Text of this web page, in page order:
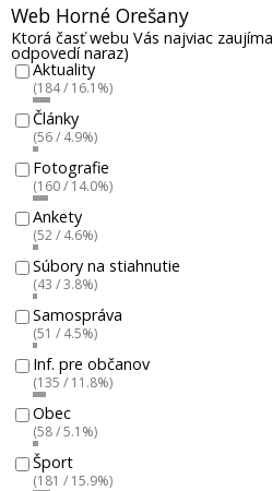
Web Horné Orešany
Ktorá časť webu Vás najviac
odpovedí naraz)
Aktuality
(184 / 16.1%)
Články
(56 / 4.9%)
Fotografie
(160 / 14.0%)
Ankety
(52 / 4.6%)
Súbory na stiahnutie
(43 / 3.8%)
Samospráva
(51 / 4.5%)
Inf. pre občanov
(135 / 11.8%)
Obec
(58 / 5.1%)
Šport
(181 / 15.9%)